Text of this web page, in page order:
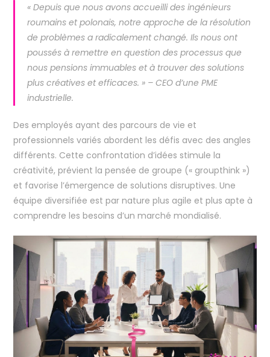
« Depuis que nous avons accueilli des ingénieurs
roumains et polonais, notre approche de la résolution
de problèmes a radicalement changé. Ils nous ont
poussés à remettre en question des processus que
nous pensions immuables et à trouver des solutions
plus créatives et efficaces. » – CEO d’une PME
industrielle.
Des employés ayant des parcours de vie et
professionnels variés abordent les défis avec des angles
différents. Cette confrontation d’idées stimule la
créativité, prévient la pensée de groupe (« groupthink »)
et favorise l’émergence de solutions disruptives. Une
équipe diversifiée est par nature plus agile et plus apte à
comprendre les besoins d’un marché mondialisé.